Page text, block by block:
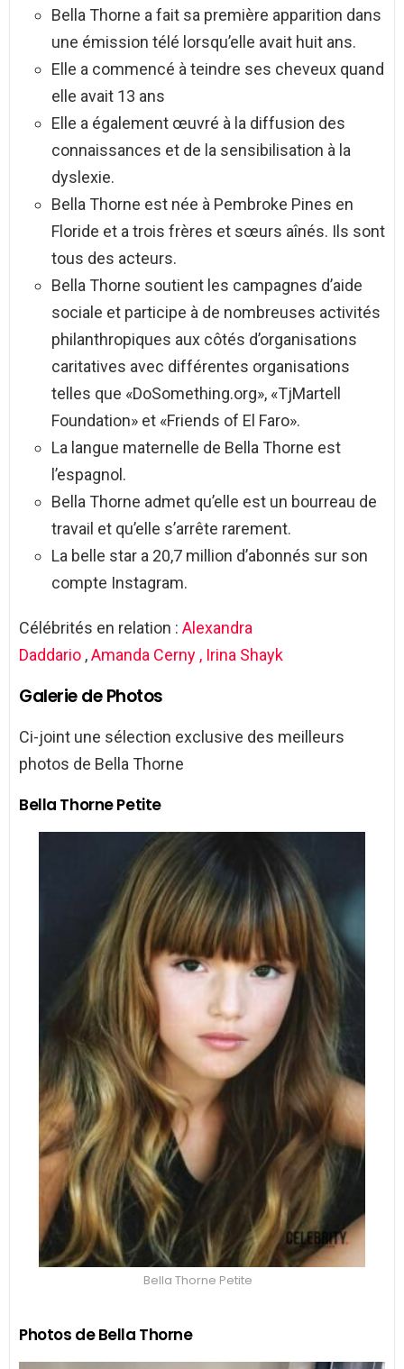
Bella Thorne a fait sa première apparition dans
une émission télé lorsqu’elle avait huit ans.
Elle a commencé à teindre ses cheveux quand
elle avait 13 ans
Elle a également œuvré à la diffusion des
connaissances et de la sensibilisation à la
dyslexie.
Bella Thorne est née à Pembroke Pines en
Floride et a trois frères et sœurs aînés. Ils sont
tous des acteurs.
Bella Thorne soutient les campagnes d’aide
sociale et participe à de nombreuses activités
philanthropiques aux côtés d’organisations
caritatives avec différentes organisations
telles que «DoSomething.org», «TjMartell
Foundation» et «Friends of El Faro».
La langue maternelle de Bella Thorne est
l’espagnol.
Bella Thorne admet qu’elle est un bourreau de
travail et qu’elle s’arrête rarement.
La belle star a 20,7 million d’abonnés sur son
compte Instagram.
Célébrités en relation : Alexandra
Daddario ,Amanda Cerny , Irina Shayk
Galerie de Photos
Ci-joint une sélection exclusive des meilleurs
photos de Bella Thorne
Bella Thorne Petite
Bella Thorne Petite
Photos de Bella Thorne